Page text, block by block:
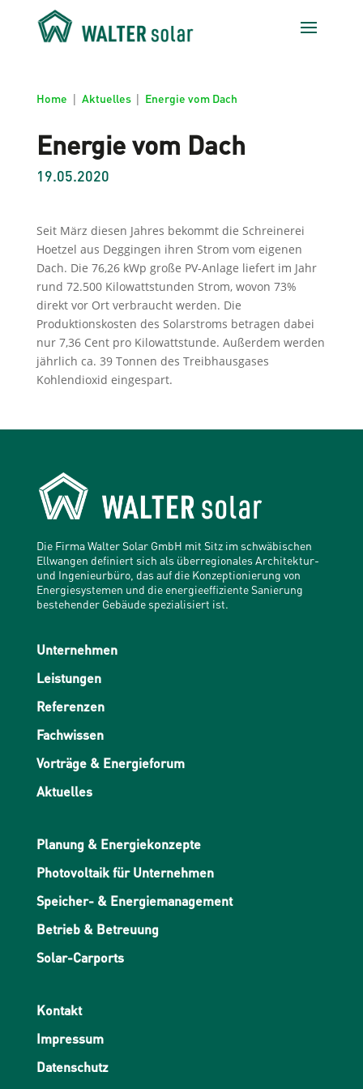
Home | Aktuelles | Energie vom Dach
Energie vom Dach
19.05.2020
Seit März diesen Jahres bekommt die Schreinerei
Hoetzel aus Deggingen ihren Strom vom eigenen
Dach. Die 76,26 kWp große PV-Anlage liefert im Jahr
rund 72.500 Kilowattstunden Strom, wovon 73%
direkt vor Ort verbraucht werden. Die
Produktionskosten des Solarstroms betragen dabei
nur 7,36 Cent pro Kilowattstunde. Außerdem werden
jährlich ca. 39 Tonnen des Treibhausgases
Kohlendioxid eingespart.
Die Firma Walter Solar GmbH mit Sitz im schwäbischen
Ellwangen definiert sich als überregionales Architektur-
und Ingenieurbüro, das auf die Konzeptionierung von
Energiesystemen und die energieeffiziente Sanierung
bestehender Gebäude spezialisiert ist.
Unternehmen
Leistungen
Referenzen
Fachwissen
Vorträge & Energieforum
Aktuelles
Planung & Energiekonzepte
Photovoltaik für Unternehmen
Speicher- & Energiemanagement
Betrieb & Betreuung
Solar-Carports
Kontakt
Impressum
Datenschutz